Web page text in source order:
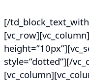
[/
style=”dotted”][/